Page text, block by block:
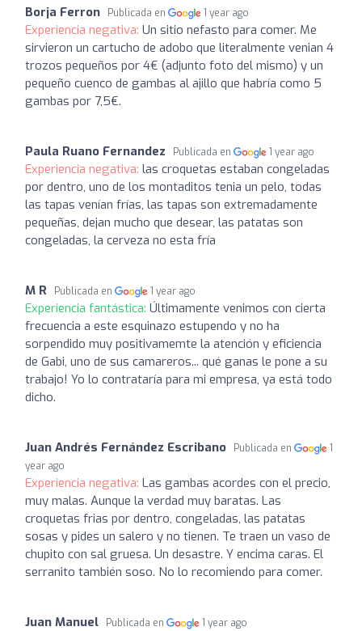
Borja Ferron Publicada en 1 year ago
Experiencia negativa: Un sitio nefasto para comer. Me
sirvieron un cartucho de adobo que literalmente venian 4
trozos pequeños por 4€ (adjunto foto del mismo) y un
pequeño cuenco de gambas al ajillo que habría como 5
gambas por 7,5€.
Paula Ruano Fernandez Publicada en 1 year ago
Experiencia negativa: las croquetas estaban congeladas
por dentro, uno de los montaditos tenia un pelo, todas
las tapas venían frías, las tapas son extremadamente
pequeñas, dejan mucho que desear, las patatas son
congeladas, la cerveza no esta fría
M R Publicada en 1 year ago
Experiencia fantástica: Últimamente venimos con cierta
frecuencia a este esquinazo estupendo y no ha
sorpendido muy positivamemte la atención y eficiencia
de Gabi, uno de sus camareros... qué ganas le pone a su
trabajo! Yo lo contrataría para mi empresa, ya está todo
dicho.
Juan Andrés Fernández Escribano Publicada en
1
year ago
Experiencia negativa: Las gambas acordes con el precio,
muy malas. Aunque la verdad muy baratas. Las
croquetas frias por dentro, congeladas, las patatas
sosas y pides un salero y no tienen. Te traen un vaso de
chupito con sal gruesa. Un desastre. Y encima caras. El
serranito también soso. No lo recomiendo para comer.
Juan Manuel Publicada en 1 year ago